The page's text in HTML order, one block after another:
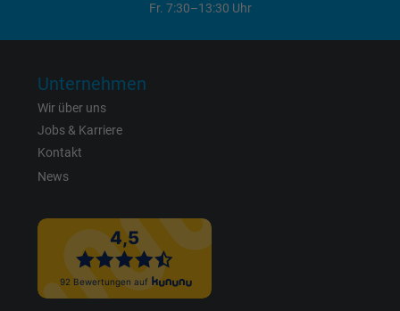
Laufzeit
Zweck
Name _fbp, Facebook Pixel
Anbieter Facebook Ireland Ltd.
Fr. 7:30–13:30 Uhr
Unternehmen
Wir über uns
Jobs & Karriere
Kontakt
News